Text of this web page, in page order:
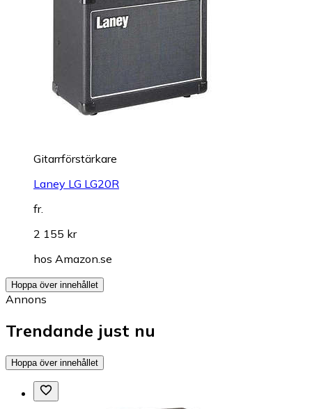
Gitarrförstärkare
Laney LG LG20R
fr.
2 155 kr
hos Amazon.se
Hoppa över innehållet
Annons
Trendande just nu
Hoppa över innehållet